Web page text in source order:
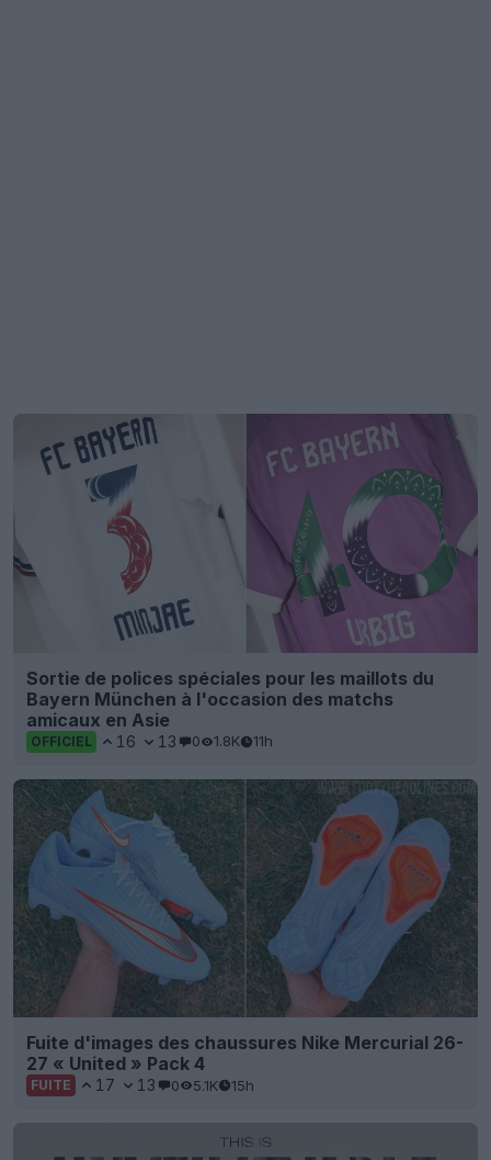
Sortie de polices spéciales pour les maillots du
Bayern München à l'occasion des matchs
amicaux en Asie
OFFICIEL 16 13 0 1.8K 11h
Fuite d'images des chaussures Nike Mercurial 26-
27 « United » Pack 4
FUITE 17 13 0 5.1K 15h